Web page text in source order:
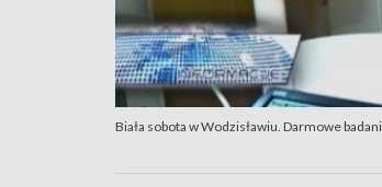
Biała sobota w Wodzisławiu. Darmowe